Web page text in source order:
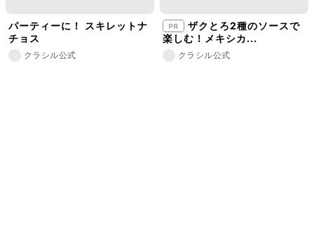
パーティーに！ スキレットナ
チョス
クラシル公式
ザクとろ2種のソースで
楽しむ！メキシカ...
クラシル公式